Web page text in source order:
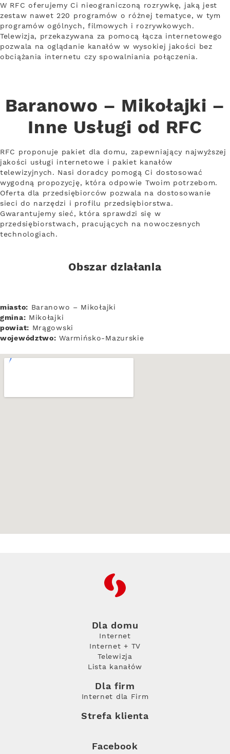
W RFC oferujemy Ci nieograniczoną rozrywkę, jaką jest
zestaw nawet 220 programów o różnej tematyce, w tym
programów ogólnych, filmowych i rozrywkowych.
Telewizja, przekazywana za pomocą łącza internetowego
pozwala na oglądanie kanałów w wysokiej jakości bez
obciążania internetu czy spowalniania połączenia.
Baranowo – Mikołajki –
Inne Usługi od RFC
RFC proponuje pakiet dla domu, zapewniający najwyższej
jakości usługi internetowe i pakiet kanałów
telewizyjnych. Nasi doradcy pomogą Ci dostosować
wygodną propozycję, która odpowie Twoim potrzebom.
Oferta dla przedsiębiorców pozwala na dostosowanie
sieci do narzędzi i profilu przedsiębiorstwa.
Gwarantujemy sieć, która sprawdzi się w
przedsiębiorstwach, pracujących na nowoczesnych
technologiach.
Obszar działania
miasto: Baranowo – Mikołajki
gmina: Mikołajki
powiat: Mrągowski
województwo: Warmińsko-Mazurskie
RFC
Dla domu
Internet
Internet + TV
Telewizja
Lista kanałów
Dla firm
Internet dla Firm
Strefa klienta
Facebook